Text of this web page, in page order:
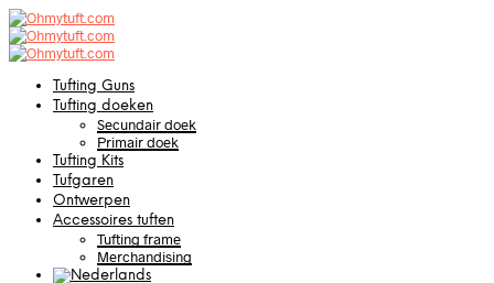
Tufting Guns
Tufting doeken
Secundair doek
Primair doek
Tufting Kits
Tufgaren
Ontwerpen
Accessoires tuften
Tufting frame
Merchandising